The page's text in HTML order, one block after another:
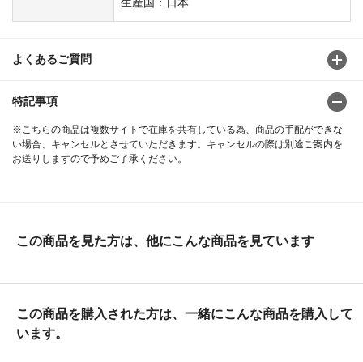
よくあるご質問
特記事項
※こちらの商品は複数サイトで在庫を共有している為、商品の手配ができな
い場合、キャンセルとさせていただきます。キャンセルの際は別途ご案内を
お送りしますので予めご了承ください。
この商品を見た方は、他にこんな商品を見ています
この商品を購入された方は、一緒にこんな商品を購入して
います。